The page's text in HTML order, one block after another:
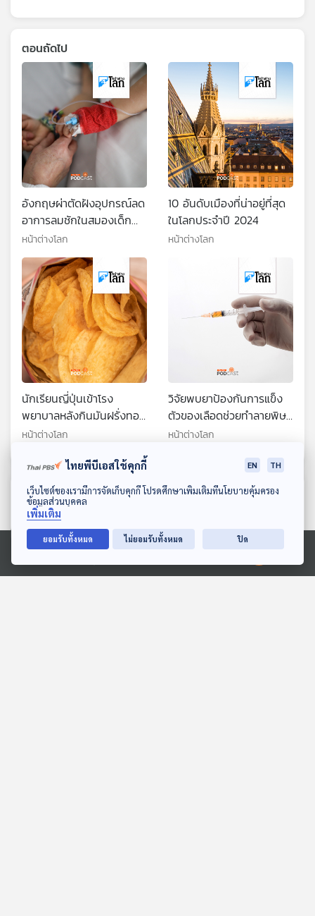
ดาวน์โหลด Thai PBS Podcast Application
Ⓒ 2020 องค์การกระจายเสียงและแพร่ภาพสาธารณะแห่งประเทศไทย
ตอนถัดไป
อังกฤษผ่าตัดฝังอุปกรณ์ลด
อาการลมชักในสมองเด็ก
รายแรกของโลก
หน้าต่างโลก
10 อันดับเมืองที่น่าอยู่ที่สุด
ในโลกประจำปี 2024
หน้าต่างโลก
นักเรียนญี่ปุ่นเข้าโรง
พยาบาลหลังกินมันฝรั่งทอด
กรอบรสเผ็ด
หน้าต่างโลก
วิจัยพบยาป้องกันการแข็ง
ตัวของเลือดช่วยทำลายพิษ
งูเห่าได้
หน้าต่างโลก
ตอนที่เกี่ยวข้อง
ไทยพีบีเอสใช้คุกกี้ EN TH
เว็บไซต์ของเรามีการจัดเก็บคุกกี้ โปรดศึกษาเพิ่มเติมที่นโยบายคุ้มครอง
ข้อมูลส่วนบุคคล
เพิ่มเติม
ยอมรับทั้งหมด ไม่ยอมรับทั้งหมด ปิด